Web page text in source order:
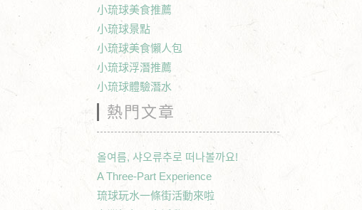
小琉球美食推薦
小琉球景點
小琉球美食懶人包
小琉球浮潛推薦
小琉球體驗潛水
熱門文章
올여름, 샤오류추로 떠나볼까요!
A Three-Part Experience
琉球玩水一條街活動來啦